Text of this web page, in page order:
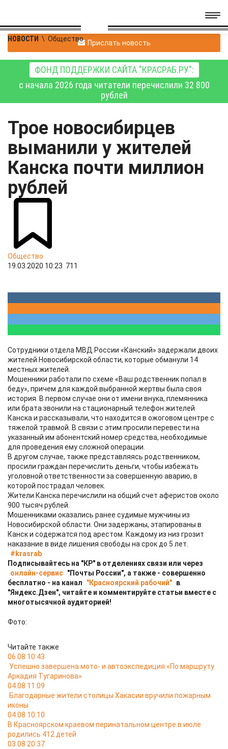
НОВОСТИ \ Общество Прислать новость
ФОНД ПОДДЕРЖКИ САЙТА "КРАСРАБ.РУ":
с начала 2026 года читатели перечислили 32 800
рублей
Трое новосибирцев
выманили у жителей
Канска почти миллион
рублей
Общество
19.03.2020 10:23 711
Сотрудники отдела МВД России «Канский» задержали двоих
жителей Новосибирской области, которые обманули 14
местных жителей.
Мошенники работали по схеме «Ваш родственник попал в
беду», причем для каждой выбранной жертвы была своя
история. В первом случае они от имени внука, племянника
или брата звонили на стационарный телефон жителей
Канска и рассказывали, что находится в ожоговом центре с
тяжелой травмой. В связи с этим просили перевести на
указанный им абонентский номер средства, необходимые
для проведения ему сложной операции.
В другом случае, также представляясь родственником,
просили граждан перечислить деньги, чтобы избежать
уголовной ответственности за совершенную аварию, в
которой пострадал человек.
Жители Канска перечислили на общий счет аферистов около
900 тысяч рублей.
Мошенниками оказались ранее судимые мужчины из
Новосибирской области. Они задержаны, этапированы в
Канск и содержатся под арестом. Каждому из низ грозит
наказание в виде лишения свободы на срок до 5 лет.
#krasrab
Подписывайтесь на "КР" в отделениях связи или через
онлайн-сервис "Почты России", а также - совершенно
бесплатно - на канал
"Красноярский рабочий" в
"Яндекс.Дзен", читайте и комментируйте статьи вместе с
многотысячной аудиторией!
Фото:
Читайте также
06.08 10:43
Успешно завершена мото- и автоэкспедиция «По маршруту
Аркадия Тугаринова»
04.08 11:09
Благодарные жители столицы Хакасии вручили пожарным
иконы
04.08 10:10
В Красноярском краевом перинатальном центре в июле
родились 412 детей
03.08 20:37